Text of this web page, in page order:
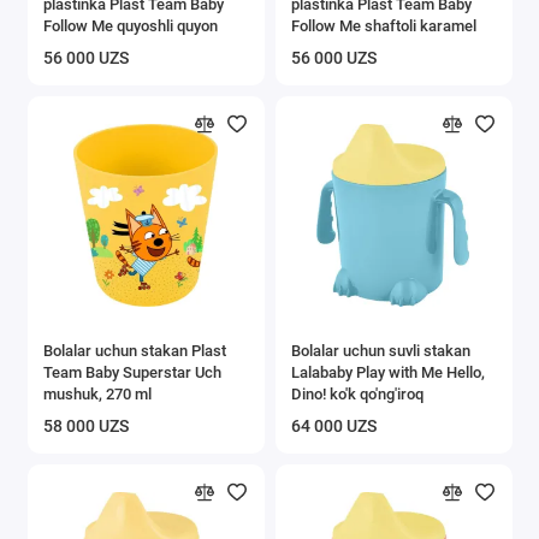
plastinka Plast Team Baby
Follow Me quyoshli quyon
56 000 UZS
plastinka Plast Team Baby
Follow Me shaftoli karamel
56 000 UZS
Bolalar uchun stakan Plast
Team Baby Superstar Uch
mushuk, 270 ml
58 000 UZS
Bolalar uchun suvli stakan
Lalababy Play with Me Hello,
Dino! ko'k qo'ng'iroq
64 000 UZS